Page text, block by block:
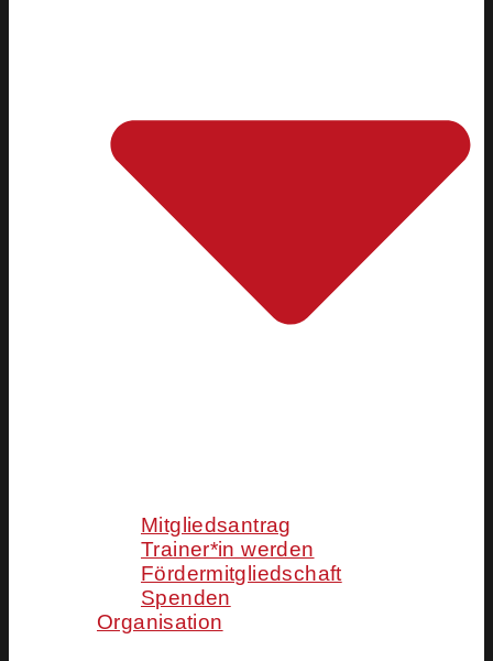
Mitgliedsantrag
Trainer*in werden
Fördermitgliedschaft
Spenden
Organisation